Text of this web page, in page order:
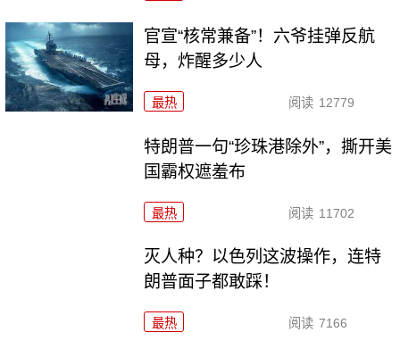
官宣“核常兼备”！六爷挂弹反航
母，炸醒多少人
最热 阅读 12779
特朗普一句“珍珠港除外”，撕开美
国霸权遮羞布
最热 阅读 11702
灭人种？以色列这波操作，连特
朗普面子都敢踩！
最热 阅读 7166